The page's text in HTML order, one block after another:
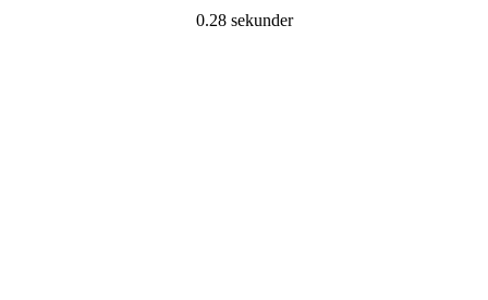
0.28 sekunder